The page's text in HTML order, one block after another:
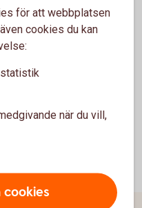
Avdelningen för
Stabilitet, Sveriges
institutionen,
för att webbplatsen
cookies du kan
statistik
när du vill,
cookies